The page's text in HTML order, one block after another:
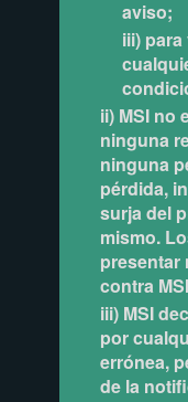
aviso;
iii)
ii) MSI no
ninguna
ninguna
pérdida,
surja del
mismo.
presentar
contra
iii) MSI
por
errónea,
de la